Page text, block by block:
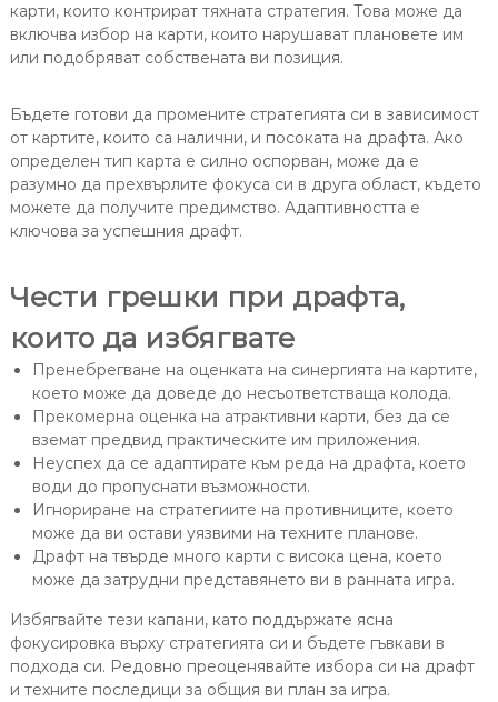
карти, които контрират тяхната стратегия. Това може да
включва избор на карти, които нарушават плановете им
или подобряват собствената ви позиция.
Бъдете готови да промените стратегията си в зависимост
от картите, които са налични, и посоката на драфта. Ако
определен тип карта е силно оспорван, може да е
разумно да прехвърлите фокуса си в друга област, където
можете да получите предимство. Адаптивността е
ключова за успешния драфт.
Чести грешки при драфта,
които да избягвате
Пренебрегване на оценката на синергията на картите,
което може да доведе до несъответстваща колода.
Прекомерна оценка на атрактивни карти, без да се
вземат предвид практическите им приложения.
Неуспех да се адаптирате към реда на драфта, което
води до пропуснати възможности.
Игнориране на стратегиите на противниците, което
може да ви остави уязвими на техните планове.
Драфт на твърде много карти с висока цена, което
може да затрудни представянето ви в ранната игра.
Избягвайте тези капани, като поддържате ясна
фокусировка върху стратегията си и бъдете гъвкави в
подхода си. Редовно преоценявайте избора си на драфт
и техните последици за общия ви план за игра.